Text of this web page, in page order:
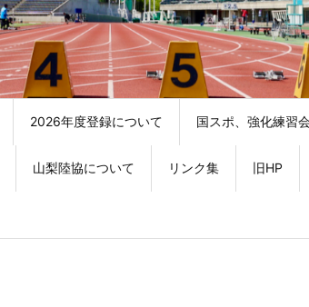
2026年度登録について 国スポ、強化練習
山梨陸協について リンク集 旧HP